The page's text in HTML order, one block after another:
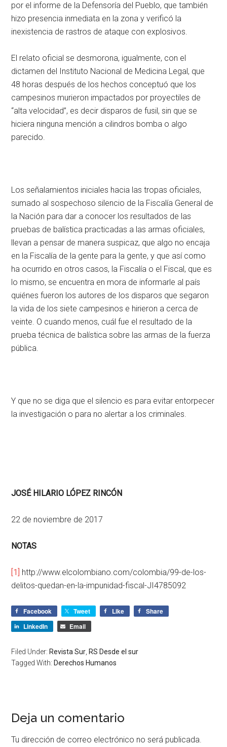
por el informe de la Defensoría del Pueblo, que también
hizo presencia inmediata en la zona y verificó la
inexistencia de rastros de ataque con explosivos.
El relato oficial se desmorona, igualmente, con el
dictamen del Instituto Nacional de Medicina Legal, que
48 horas después de los hechos conceptuó que los
campesinos murieron impactados por proyectiles de
“alta velocidad”, es decir disparos de fusil, sin que se
hiciera ninguna mención a cilindros bomba o algo
parecido.
Los señalamientos iniciales hacia las tropas oficiales,
sumado al sospechoso silencio de la Fiscalía General de
la Nación para dar a conocer los resultados de las
pruebas de balística practicadas a las armas oficiales,
llevan a pensar de manera suspicaz, que algo no encaja
en la Fiscalía de la gente para la gente, y que así como
ha ocurrido en otros casos, la Fiscalía o el Fiscal, que es
lo mismo, se encuentra en mora de informarle al país
quiénes fueron los autores de los disparos que segaron
la vida de los siete campesinos e hirieron a cerca de
veinte. O cuando menos, cuál fue el resultado de la
prueba técnica de balística sobre las armas de la fuerza
pública.
Y que no se diga que el silencio es para evitar entorpecer
la investigación o para no alertar a los criminales.
JOSÉ HILARIO LÓPEZ RINCÓN
22 de noviembre de 2017
NOTAS
[1] http://www.elcolombiano.com/colombia/99-de-los-
delitos-quedan-en-la-impunidad-fiscal-JI4785092
Facebook Tweet Like
Share
LinkedIn
Email
Filed Under: Revista Sur RS Desde el sur
Tagged With: Derechos Humanos
Deja un comentario
Tu dirección de correo electrónico no será publicada.